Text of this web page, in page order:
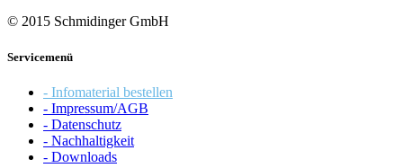
© 2015 Schmidinger GmbH
Servicemenü
- Infomaterial bestellen
- Impressum/AGB
- Datenschutz
- Nachhaltigkeit
- Downloads